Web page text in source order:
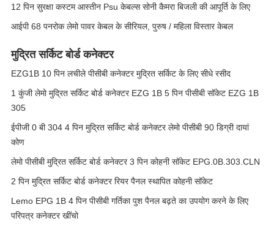
12 पिन सुरक्षा कस्टम आस्तीन Psu केबल्स सोनी कैमरा बिजली की आपूर्ति के लिए
आईपी ​​68 पनरोक लेमो पावर केबल के सीरियल, पुरुष / महिला विस्तार केबल
मुद्रित सर्किट बोर्ड कनेक्टर
EZG1B 10 पिन लचीले पीसीबी कनेक्टर मुद्रित सर्किट के लिए सीधे रसीद
1 कुंजी लेमो मुद्रित सर्किट बोर्ड कनेक्टर EZG 1B 5 पिन पीसीबी सॉकेट EZG 1B
305
ईपीजी 0 बी 304 4 पिन मुद्रित सर्किट बोर्ड कनेक्टर लेमो पीसीबी 90 डिग्री दायां
कोण
लेमो पीसीबी मुद्रित सर्किट बोर्ड कनेक्टर 3 पिन कोहनी सॉकेट EPG.0B.303.CLN
2 पिन मुद्रित सर्किट बोर्ड कनेक्टर रियर पैनल स्थापित कोहनी सॉकेट
Lemo EPG 1B 4 पिन पीसीबी गर्तिका पुश पैनल बढ़ते का उपयोग करने के लिए
परिपत्र कनेक्टर खींचो